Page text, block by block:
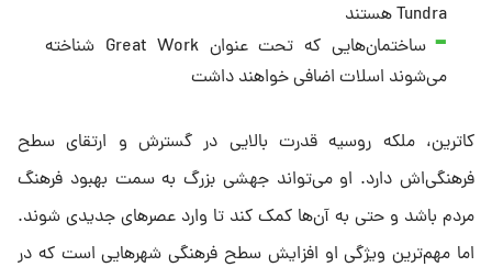
Tundra هستند
ساختمان‌هایی که تحت عنوان Great Work شناخته
می‌شوند اسلات اضافی خواهند داشت
کاترین، ملکه روسیه قدرت بالایی در گسترش و ارتقای سطح
فرهنگی‌اش دارد. او می‌تواند جهشی بزرگ به سمت بهبود فرهنگ
مردم باشد و حتی به آن‌ها کمک کند تا وارد عصرهای جدیدی شوند.
اما مهم‌ترین ویژگی‌ او افزایش سطح فرهنگی شهرهایی است که در